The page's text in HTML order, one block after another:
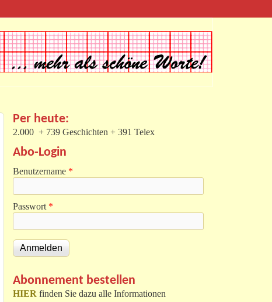
Per heute:
2.000 + 739 Geschichten + 391 Telex
Abo-Login
Benutzername *
Passwort *
Abonnement bestellen
HIER finden Sie dazu alle Informationen